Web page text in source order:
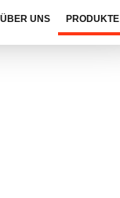
ÜBER UNS PRODUKTE